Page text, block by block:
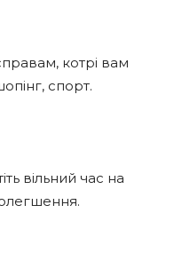
котрі вам
спорт.
вільний час на